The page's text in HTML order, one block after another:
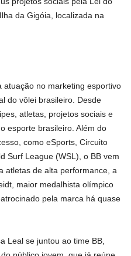
da Gigóia, localizada na
atuação no marketing esportivo
do vôlei brasileiro. Desde
atletas, projetos sociais e
esporte brasileiro. Além do
como eSports, Circuito
Surf League (WSL), o BB vem
atletas de alta performance, a
maior medalhista olímpico
pela marca há quase
Leal se juntou ao time BB,